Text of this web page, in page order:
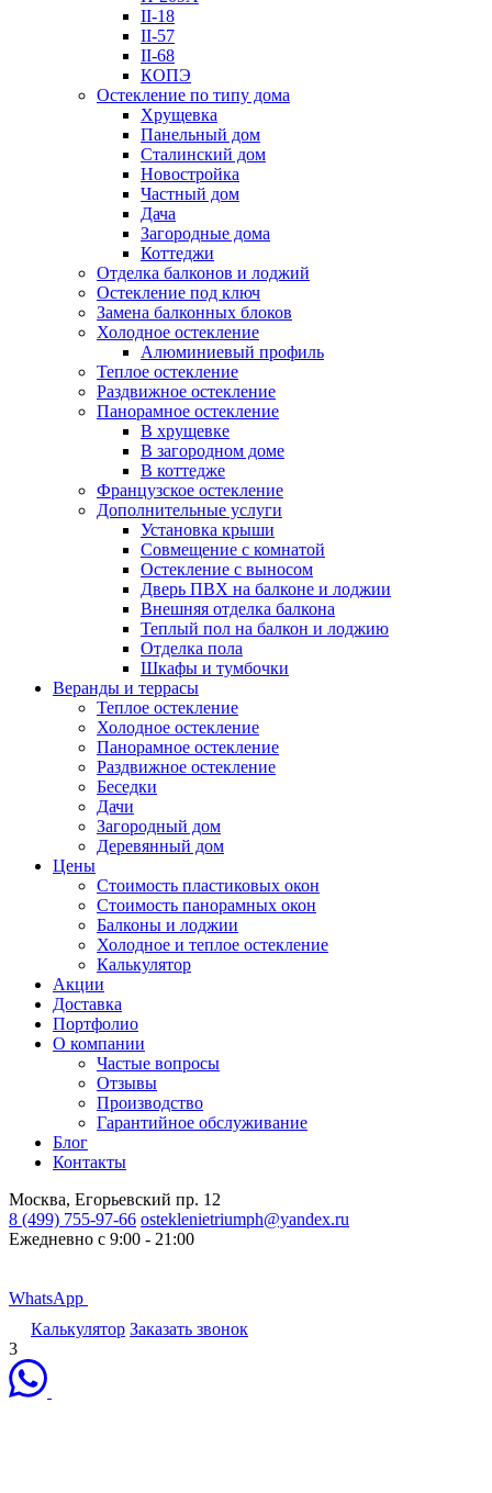
II-18
II-57
II-68
КОПЭ
Остекление по типу дома
Хрущевка
Панельный дом
Сталинский дом
Новостройка
Частный дом
Дача
Загородные дома
Коттеджи
Отделка балконов и лоджий
Остекление под ключ
Замена балконных блоков
Холодное остекление
Алюминиевый профиль
Теплое остекление
Раздвижное остекление
Панорамное остекление
В хрущевке
В загородном доме
В коттедже
Французское остекление
Дополнительные услуги
Установка крыши
Совмещение с комнатой
Остекление с выносом
Дверь ПВХ на балконе и лоджии
Внешняя отделка балкона
Теплый пол на балкон и лоджию
Отделка пола
Шкафы и тумбочки
Веранды и террасы
Теплое остекление
Холодное остекление
Панорамное остекление
Раздвижное остекление
Беседки
Дачи
Загородный дом
Деревянный дом
Цены
Стоимость пластиковых окон
Стоимость панорамных окон
Балконы и лоджии
Холодное и теплое остекление
Калькулятор
Акции
Доставка
Портфолио
О компании
Частые вопросы
Отзывы
Производство
Гарантийное обслуживание
Блог
Контакты
Москва, Егорьевский пр. 12
8 (499) 755-97-66 osteklenietriumph@yandex.ru
Ежедневно с 9:00 - 21:00
WhatsApp
Калькулятор Заказать звонок
1